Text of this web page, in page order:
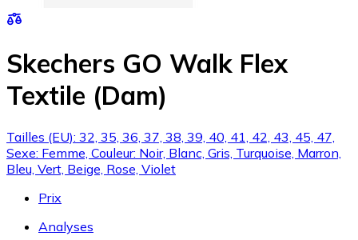
Skechers GO Walk Flex
Textile (Dam)
Tailles (EU): 32, 35, 36, 37, 38, 39, 40, 41, 42, 43, 45, 47,
Sexe: Femme, Couleur: Noir, Blanc, Gris, Turquoise, Marron,
Bleu, Vert, Beige, Rose, Violet
Prix
Analyses